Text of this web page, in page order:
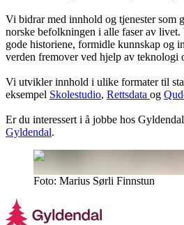
Vi bidrar med innhold og tjenester som
norske befolkningen i alle faser av livet.
gode historiene, formidle kunnskap og
verden fremover ved hjelp av teknologi
Vi utvikler innhold i ulike formater til
eksempel Skolestudio, Rettsdata og
Er du interessert i å jobbe hos
Gyldendal.
Foto: Marius Sørli Finnstun